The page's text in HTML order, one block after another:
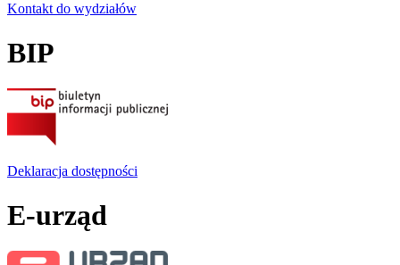
Kontakt do wydziałów
BIP
Deklaracja dostępności
E-urząd